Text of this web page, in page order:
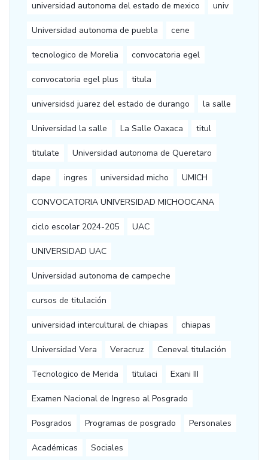
universidad autonoma del estado de mexico univ
Universidad autonoma de puebla cene
tecnologico de Morelia convocatoria egel
convocatoria egel plus titula
universidsd juarez del estado de durango la salle
Universidad la salle La Salle Oaxaca titul
titulate Universidad autonoma de Queretaro
dape ingres universidad micho UMICH
CONVOCATORIA UNIVERSIDAD MICHOOCANA
ciclo escolar 2024-205 UAC
UNIVERSIDAD UAC
Universidad autonoma de campeche
cursos de titulación
universidad intercultural de chiapas chiapas
Universidad Vera Veracruz Ceneval titulación
Tecnologico de Merida titulaci Exani III
Examen Nacional de Ingreso al Posgrado
Posgrados Programas de posgrado Personales
Académicas Sociales